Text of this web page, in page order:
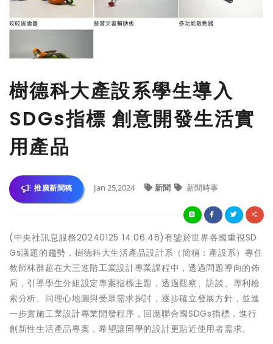
樹德科大產設系學生導入
SDGs指標 創意開發生活實
用產品
推廣新聞稿 Jan 25,2024 新聞 新聞時事
(中央社訊息服務20240125 14:06:46)有鑒於世界各國重視SD
Gs議題的趨勢，樹德科大生活產品設計系（簡稱：產設系）專任
教師林群超在大三進階工業設計專業課程中，透過問題導向的佈
局，引導學生分組設定專案指標主題，透過觀察、訪談、專利檢
索分析、同理心地圖與受眾需求探討，逐步確立發展方針，並進
一步實施工業設計專業開發程序，回應聯合國SDGs指標，進行
創新性生活產品專案，希望讓同學的設計更貼近使用者需求。